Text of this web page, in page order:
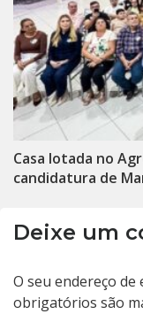
Casa lotada no
candidatura de
Deixe um
O seu endereço
obrigatórios são